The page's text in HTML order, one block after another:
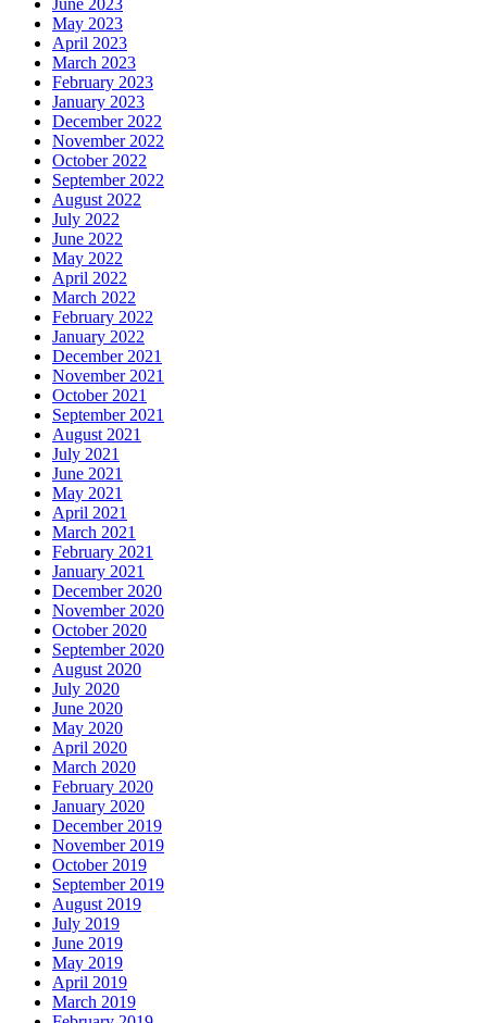
June 2023
May 2023
April 2023
March 2023
February 2023
January 2023
December 2022
November 2022
October 2022
September 2022
August 2022
July 2022
June 2022
May 2022
April 2022
March 2022
February 2022
January 2022
December 2021
November 2021
October 2021
September 2021
August 2021
July 2021
June 2021
May 2021
April 2021
March 2021
February 2021
January 2021
December 2020
November 2020
October 2020
September 2020
August 2020
July 2020
June 2020
May 2020
April 2020
March 2020
February 2020
January 2020
December 2019
November 2019
October 2019
September 2019
August 2019
July 2019
June 2019
May 2019
April 2019
March 2019